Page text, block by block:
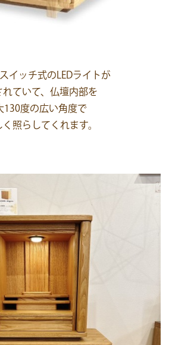
イッチ式のLEDライトが
れていて、仏壇内部を
130度の広い角度で
く照らしてくれます。